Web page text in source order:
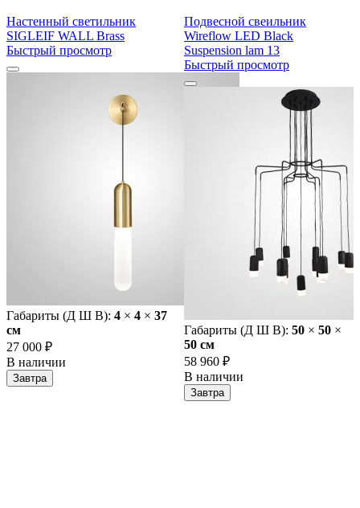
Настенный светильник
SIGLEIF WALL Brass
Быстрый просмотр
Габариты (Д Ш В): 4 × 4 × 37
cм
27 000 ₽
В наличии
Завтра
Подвесной свеильник
Wireflow LED Black
Suspension lam 13
Быстрый просмотр
Габариты (Д Ш В): 50 × 50 ×
50 cм
58 960 ₽
В наличии
Завтра